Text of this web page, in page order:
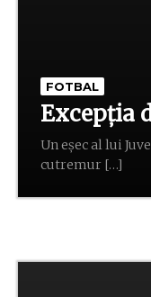
FOTBAL
Excepția
Un eșec al lui
cutremur […]